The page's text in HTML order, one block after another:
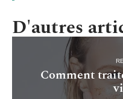
D'autres
Comment